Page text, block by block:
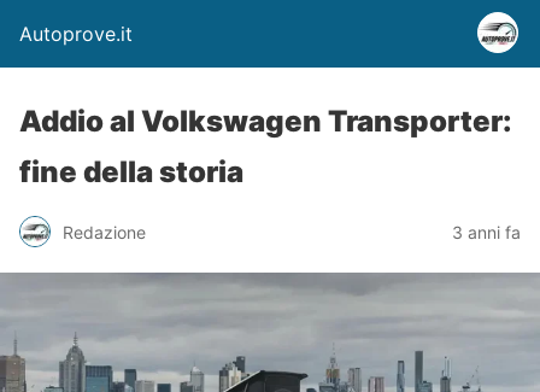
Autoprove.it
Addio al Volkswagen Transporter:
fine della storia
Redazione 3 anni fa